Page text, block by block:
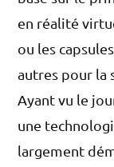
en réalité
ou les
autres pour la
Ayant vu le
une
largement